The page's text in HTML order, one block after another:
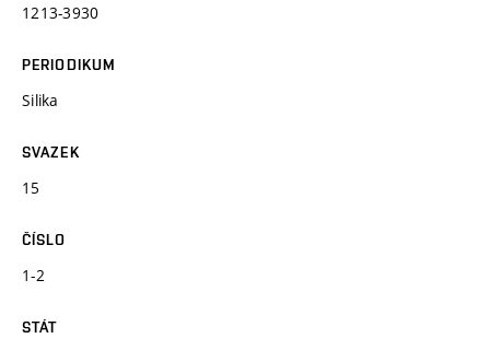
1213-3930
PERIODIKUM
Silika
SVAZEK
15
ČÍSLO
1-2
STÁT